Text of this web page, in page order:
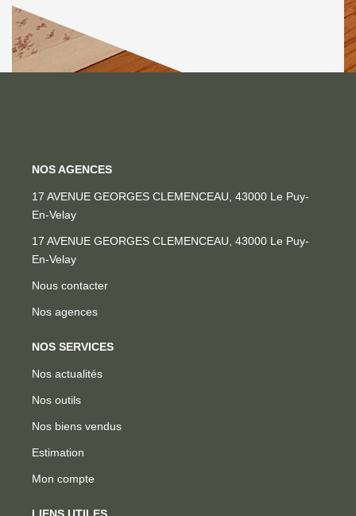
NOS AGENCES
17 AVENUE GEORGES CLEMENCEAU, 43000 Le Puy-
En-Velay
17 AVENUE GEORGES CLEMENCEAU, 43000 Le Puy-
En-Velay
Nous contacter
Nos agences
NOS SERVICES
Nos actualités
Nos outils
Nos biens vendus
Estimation
Mon compte